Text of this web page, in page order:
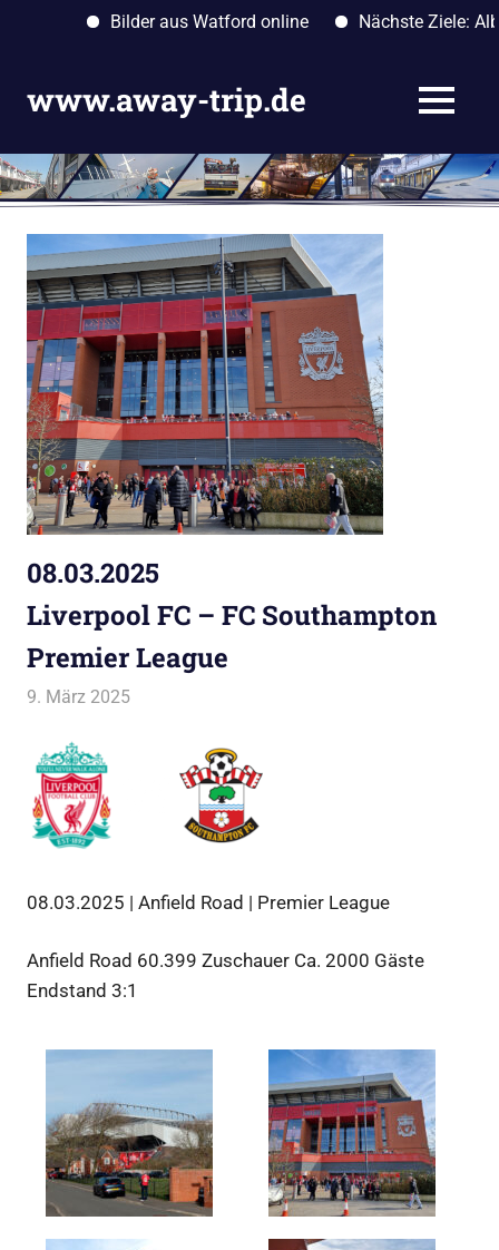
Bilder aus Watford online
Nächste Ziele:
springen
www.away-trip.de MENÜ
08.03.2025
Liverpool FC – FC Southampton
Premier League
9. März 2025
08.03.2025 | Anfield Road | Premier League
Anfield Road 60.399 Zuschauer Ca. 2000 Gäste
Endstand 3:1